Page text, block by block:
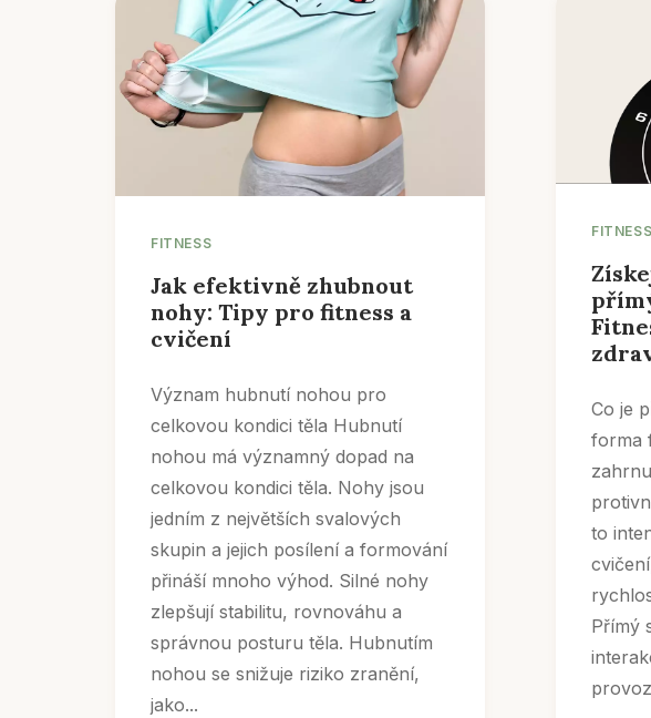
FITNESS
Jak efektivně zhubnout
nohy: Tipy pro fitness a
cvičení
Význam hubnutí nohou pro
celkovou kondici těla Hubnutí
nohou má významný dopad na
celkovou kondici těla. Nohy jsou
jedním z největších svalových
skupin a jejich posílení a formování
přináší mnoho výhod. Silné nohy
zlepšují stabilitu, rovnováhu a
správnou posturu těla. Hubnutím
nohou se snižuje riziko zranění,
jako...
FITNESS
Co je
forma
to
Přímý